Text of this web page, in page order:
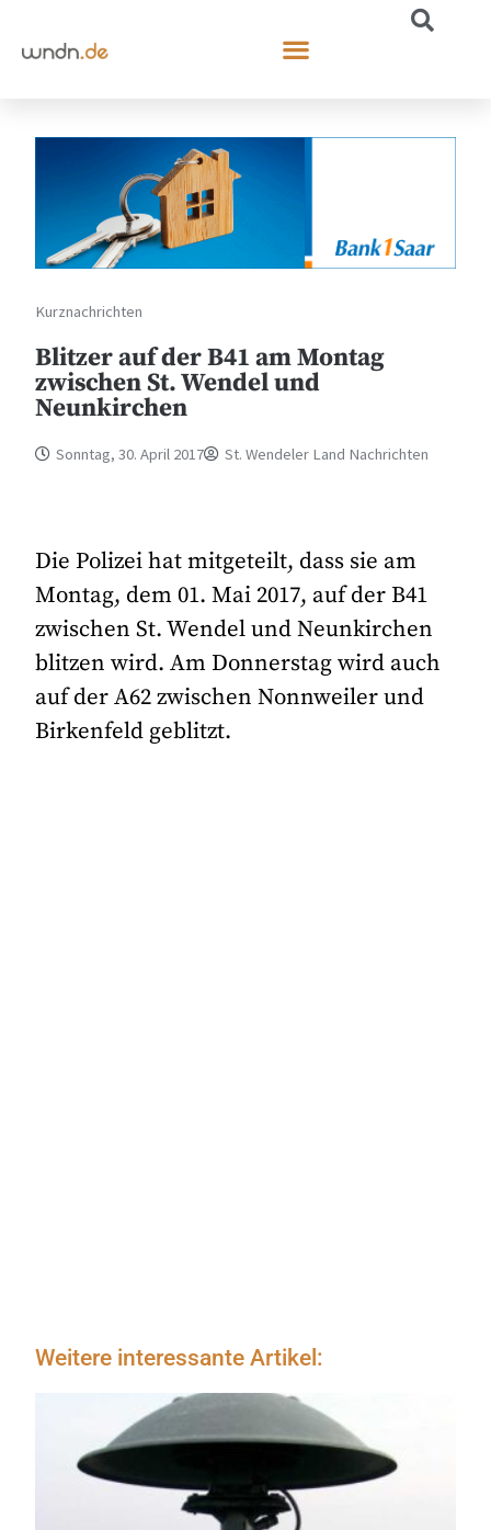
Kurznachrichten
Blitzer auf der B41 am Montag
zwischen St. Wendel und
Neunkirchen
Sonntag, 30. April 2017 St. Wendeler Land Nachrichten
Die Polizei hat mitgeteilt, dass sie am
Montag, dem 01. Mai 2017, auf der B41
zwischen St. Wendel und Neunkirchen
blitzen wird. Am Donnerstag wird auch
auf der A62 zwischen Nonnweiler und
Birkenfeld geblitzt.
Weitere interessante Artikel: